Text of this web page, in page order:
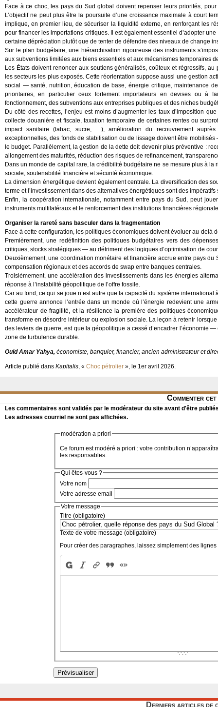
Face à ce choc, les pays du Sud global doivent repenser leurs priorités,
L’objectif ne peut plus être la poursuite d’une croissance maximale à court
implique, en premier lieu, de sécuriser la liquidité externe, en renforçant les
pour financer les importations critiques. Il est également essentiel d’adopter
certaine dépréciation plutôt que de tenter de défendre des niveaux de change
Sur le plan budgétaire, une hiérarchisation rigoureuse des instruments
aux subventions limitées aux biens essentiels et aux mécanismes temporaires
Les États doivent renoncer aux soutiens généralisés, coûteux et régressifs,
les secteurs les plus exposés. Cette réorientation suppose aussi une gestion
social — santé, nutrition, éducation de base, énergie critique, maintenance
prioritaires, en particulier ceux fortement importateurs en devises ou à
fonctionnement, des subventions aux entreprises publiques et des niches
Du côté des recettes, l’enjeu est moins d’augmenter les taux d’imposition
collecte douanière et fiscale, taxation temporaire de certaines rentes ou
impact sanitaire (tabac, sucre, …), amélioration du recouvrement
exceptionnelles, des fonds de stabilisation ou de lissage doivent être
le budget. Parallèlement, la gestion de la dette doit devenir plus préventive :
allongement des maturités, réduction des risques de refinancement,
Dans un monde de capital rare, la crédibilité budgétaire ne se mesure plus à
sociale, soutenabilité financière et sécurité économique.
La dimension énergétique devient également centrale. La diversification des
terme et l’investissement dans des alternatives énergétiques sont des impératifs
Enfin, la coopération internationale, notamment entre pays du Sud, peut
instruments multilatéraux et le renforcement des institutions financières
Organiser la rareté sans basculer dans la fragmentation
Face à cette configuration, les politiques économiques doivent évoluer au-delà
Premièrement, une redéfinition des politiques budgétaires vers des
critiques, stocks stratégiques — au détriment des logiques d’optimisation de
Deuxièmement, une coordination monétaire et financière accrue entre pays
compensation régionaux et des accords de swap entre banques centrales.
Troisièmement, une accélération des investissements dans les énergies
réponse à l’instabilité géopolitique de l’offre fossile.
Car au fond, ce qui se joue n’est autre que la capacité du système
cette guerre annonce l’entrée dans un monde où l’énergie redevient une
accélérateur de fragilité, et la résilience la première des politiques
transforme en désordre intérieur ou explosion sociale. La leçon à retenir
des leviers de guerre, est que la géopolitique a cessé d’encadrer l’économie
zone de turbulence durable.
Ould Amar Yahya, économiste, banquier, financier, ancien administrateur et
Article publié dans Kapitalis, « Choc pétrolier », le 1er avril 2026.
Commenter
Les commentaires sont validés par le modérateur du site avant d'être
Les adresses courriel ne sont pas affichées.
modération a priori
Ce forum est modéré a priori : votre contribution
les responsables.
Qui êtes-vous ?
Votre nom
Votre adresse email
Votre message
Titre (obligatoire)
Texte de votre message (obligatoire)
Pour créer des paragraphes, laissez simplement des lignes
Derniers articles de